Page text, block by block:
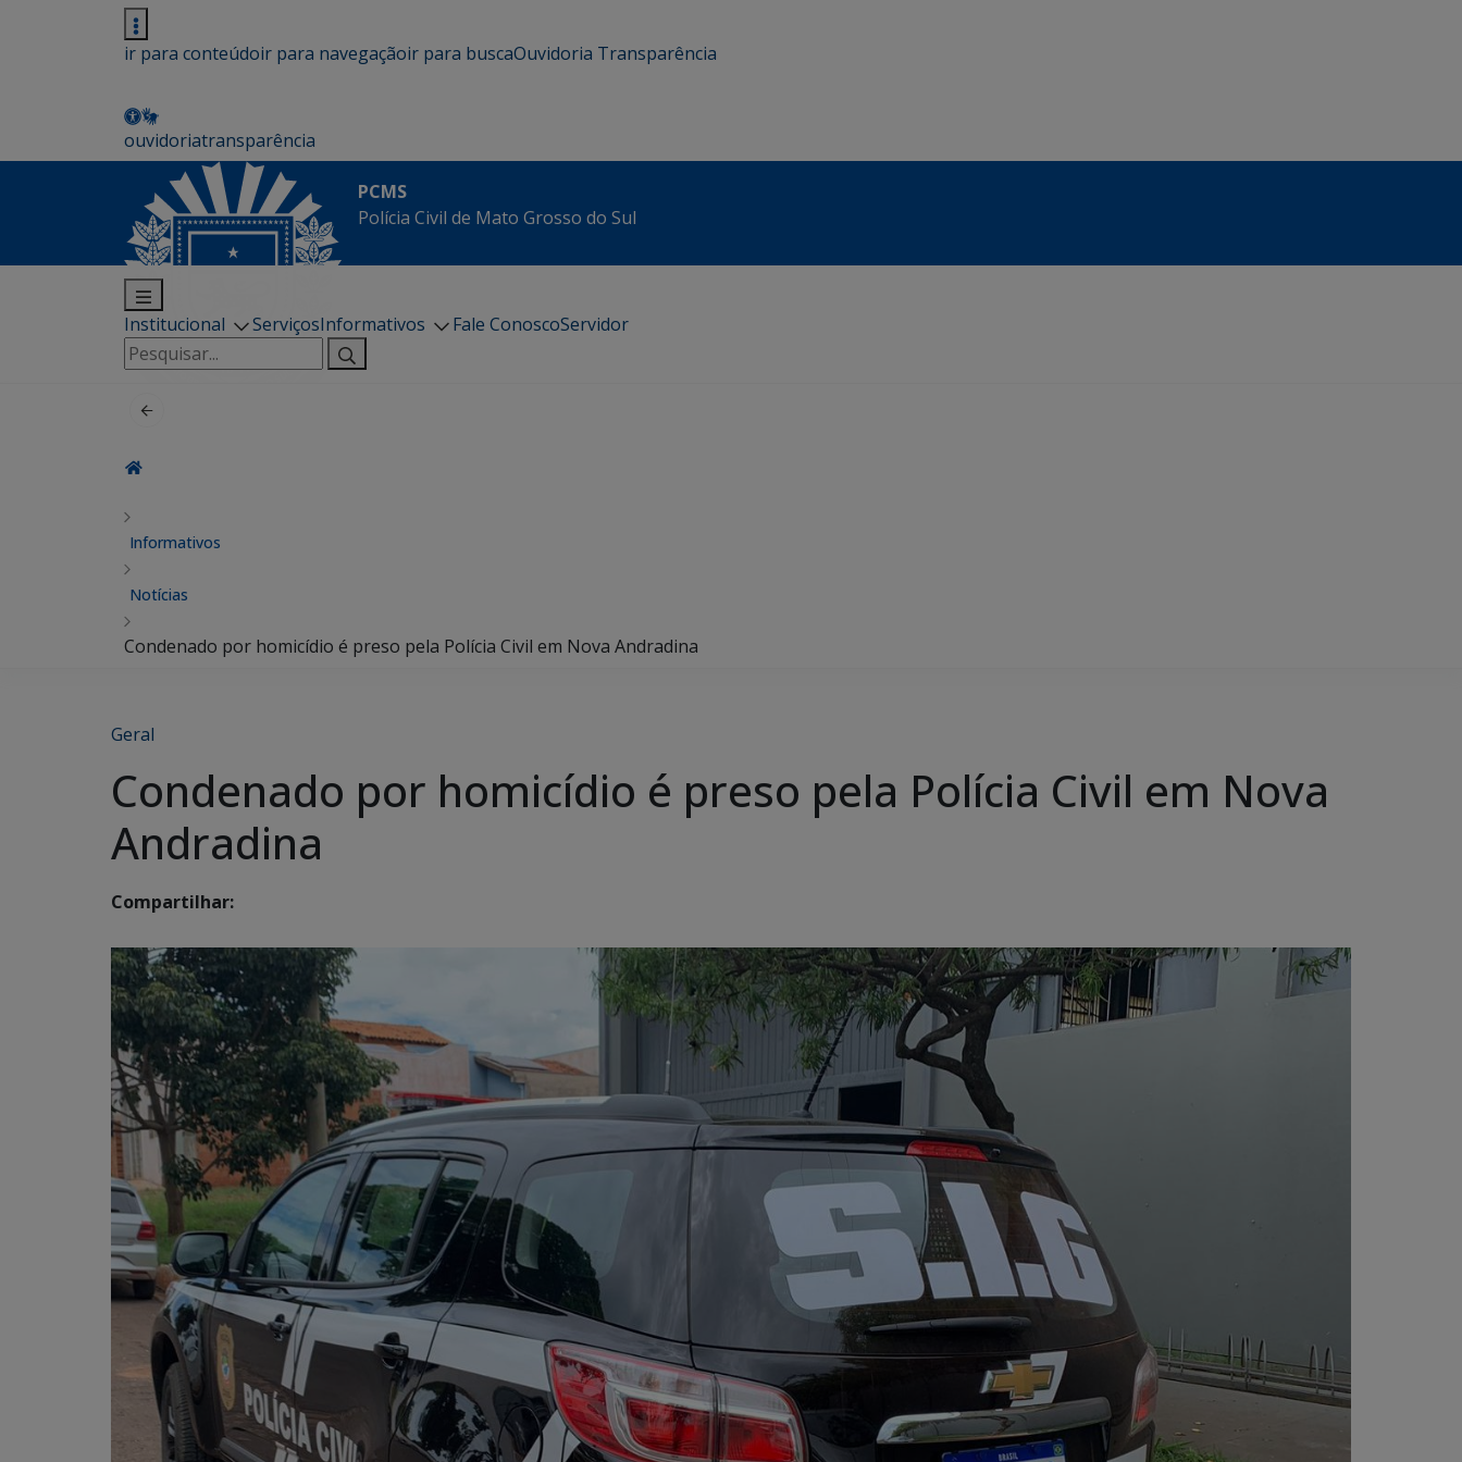
ir para conteúdoir para navegaçãoir para buscaOuvidoria Transparência
ouvidoriatransparência
PCMS
Polícia Civil de Mato Grosso do Sul
Institucional ServiçosInformativos Fale ConoscoServidor
Pesquisar
por:
Informativos
Notícias
Condenado por homicídio é preso pela Polícia Civil em Nova Andradina
Geral
Condenado por homicídio é preso pela Polícia Civil em Nova
Andradina
Compartilhar: